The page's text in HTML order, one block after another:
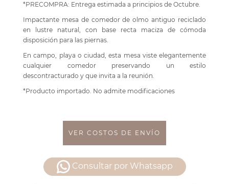
*PRECOMPRA: Entrega estimada a principios de Octubre.
Impactante mesa de comedor de olmo antiguo reciclado
en lustre natural, con base recta maciza de cómoda
disposición para las piernas.
En campo, playa o ciudad, esta mesa viste elegantemente
cualquier comedor preservando un estilo
descontracturado y que invita a la reunión.
*Producto importado. No admite modificaciones
VER COSTOS DE ENVÍO
Consultar por Whatsapp